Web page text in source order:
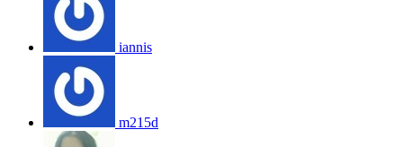
iannis
m215d